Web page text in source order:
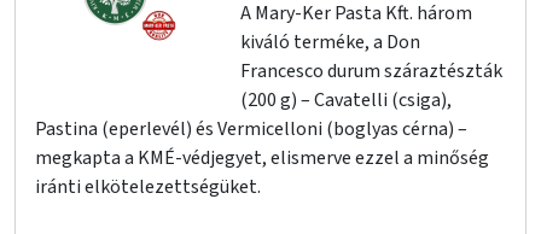
A Mary-Ker Pasta Kft. három
kiváló terméke, a Don
Francesco durum száraztészták
(200 g) – Cavatelli (csiga),
Pastina (eperlevél) és Vermicelloni (boglyas cérna) –
megkapta a KMÉ-védjegyet, elismerve ezzel a minőség
iránti elkötelezettségüket.